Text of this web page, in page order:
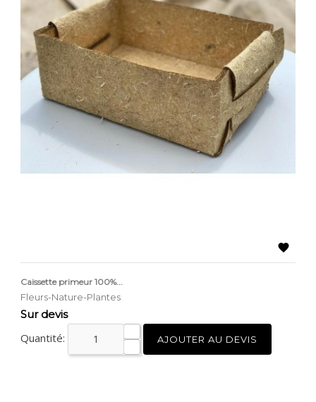

Caissette primeur 100%...
Fleurs-Nature-Plantes
Prix
Sur devis
Quantité: AJOUTER AU DEVIS